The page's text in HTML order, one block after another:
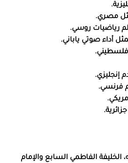
إنجليزي.
فرنسي.
الخليفة الفاطمي السابع والإمام